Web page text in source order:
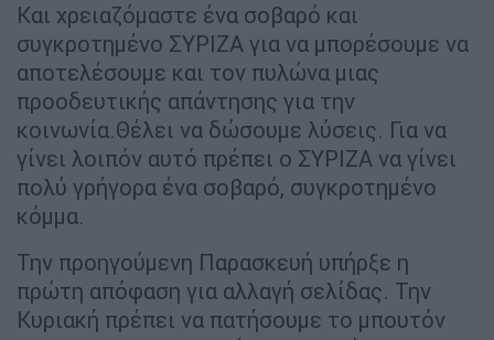
Και χρειαζόμαστε ένα σοβαρό και
συγκροτημένο ΣΥΡΙΖΑ για να μπορέσουμε να
αποτελέσουμε και τον πυλώνα μιας
προοδευτικής απάντησης για την
κοινωνία.Θέλει να δώσουμε λύσεις. Για να
γίνει λοιπόν αυτό πρέπει ο ΣΥΡΙΖΑ να γίνει
πολύ γρήγορα ένα σοβαρό, συγκροτημένο
κόμμα.
Την προηγούμενη Παρασκευή υπήρξε η
πρώτη απόφαση για αλλαγή σελίδας. Την
Κυριακή πρέπει να πατήσουμε το μπουτόν